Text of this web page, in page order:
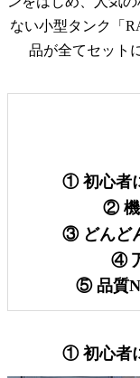
ない小型タンク「
品が全てセット
① 初心者
② 機
③ どんど
④
⑤ 品質
① 初心者